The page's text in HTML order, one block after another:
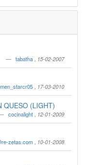
tabatha 15-02-2007
17-03-2010
QUESO (LIGHT)
cocinalight 12-01-2009
zetas.com 10-01-2008